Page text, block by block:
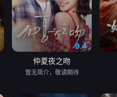
9.4
仲夏夜之吻
暂无简介，敬请期待